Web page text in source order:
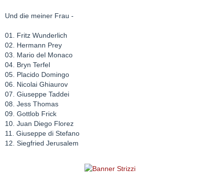
Und die meiner Frau -
01. Fritz Wunderlich
02. Hermann Prey
03. Mario del Monaco
04. Bryn Terfel
05. Placido Domingo
06. Nicolai Ghiaurov
07. Giuseppe Taddei
08. Jess Thomas
09. Gottlob Frick
10. Juan Diego Florez
11. Giuseppe di Stefano
12. Siegfried Jerusalem